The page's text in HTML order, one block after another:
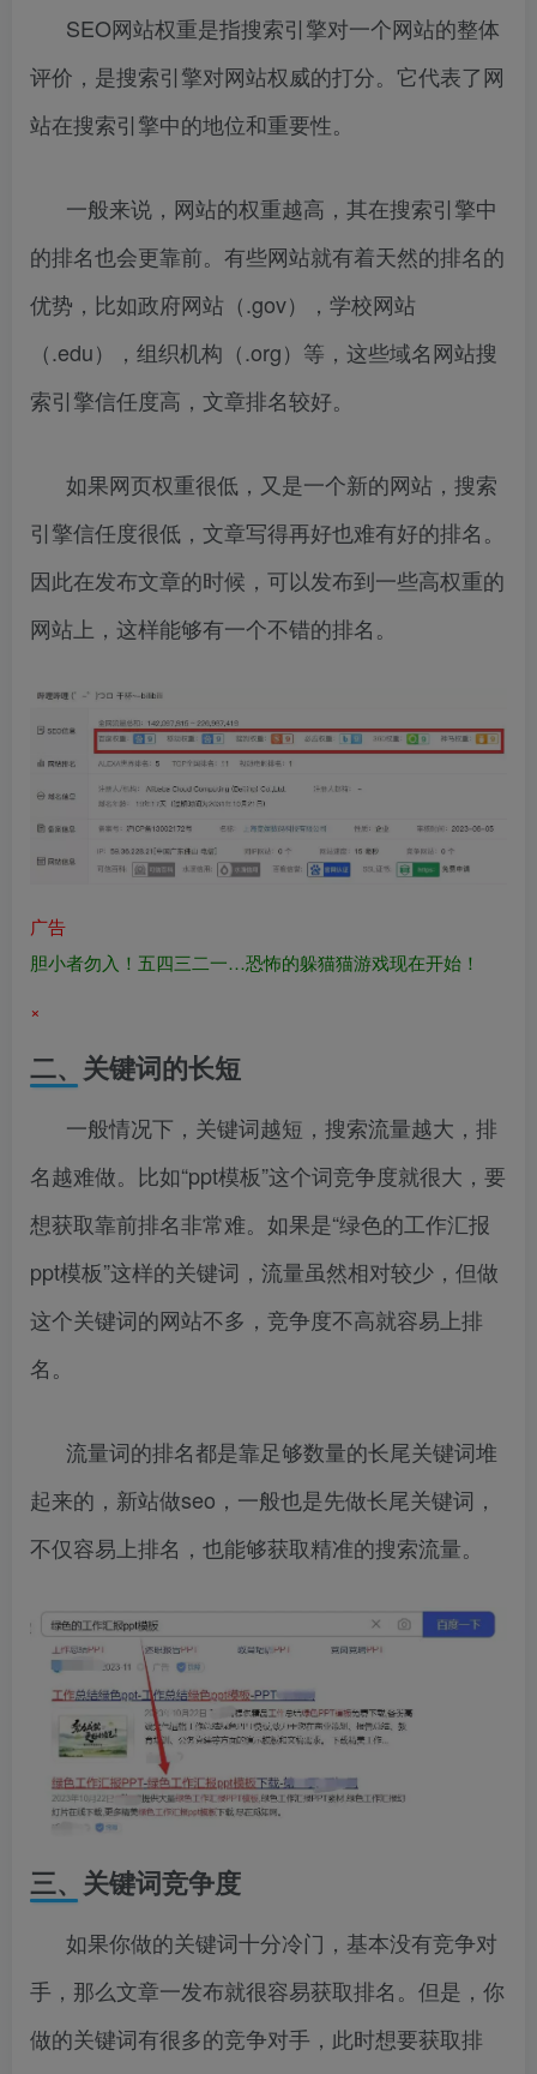
SEO网站权重是指搜索引擎对一个网站的整体
评价，是搜索引擎对网站权威的打分。它代表了网
站在搜索引擎中的地位和重要性。
一般来说，网站的权重越高，其在搜索引擎中
的排名也会更靠前。有些网站就有着天然的排名的
优势，比如政府网站（.gov），学校网站
（.edu），组织机构（.org）等，这些域名网站搜
索引擎信任度高，文章排名较好。
如果网页权重很低，又是一个新的网站，搜索
引擎信任度很低，文章写得再好也难有好的排名。
因此在发布文章的时候，可以发布到一些高权重的
网站上，这样能够有一个不错的排名。
广告
胆小者勿入！五四三二一…恐怖的躲猫猫游戏现在开始！
×
二、关键词的长短
一般情况下，关键词越短，搜索流量越大，排
名越难做。比如“ppt模板”这个词竞争度就很大，要
想获取靠前排名非常难。如果是“绿色的工作汇报
ppt模板”这样的关键词，流量虽然相对较少，但做
这个关键词的网站不多，竞争度不高就容易上排
名。
流量词的排名都是靠足够数量的长尾关键词堆
起来的，新站做seo，一般也是先做长尾关键词，
不仅容易上排名，也能够获取精准的搜索流量。
三、关键词竞争度
如果你做的关键词十分冷门，基本没有竞争对
手，那么文章一发布就很容易获取排名。但是，你
做的关键词有很多的竞争对手，此时想要获取排